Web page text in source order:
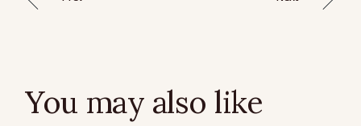
You may also like